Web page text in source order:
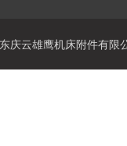
庆云雄鹰机床附件有